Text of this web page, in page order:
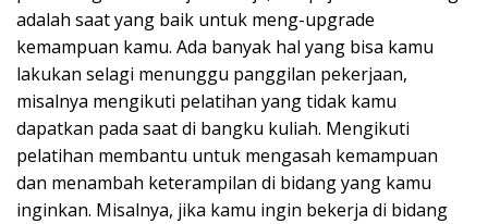
adalah saat yang baik untuk meng-upgrade
kemampuan kamu. Ada banyak hal yang bisa kamu
lakukan selagi menunggu panggilan pekerjaan,
misalnya mengikuti pelatihan yang tidak kamu
dapatkan pada saat di bangku kuliah. Mengikuti
pelatihan membantu untuk mengasah kemampuan
dan menambah keterampilan di bidang yang kamu
inginkan. Misalnya, jika kamu ingin bekerja di bidang